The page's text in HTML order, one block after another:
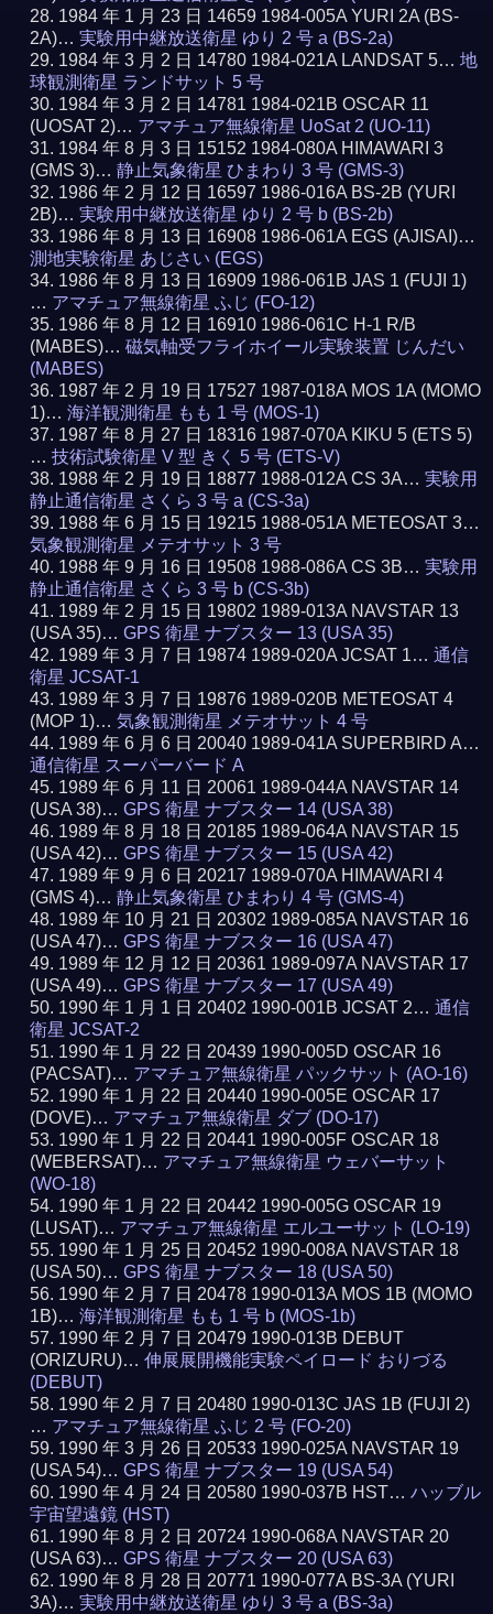
1984 年 1 月 23 日 14659 1984-005A YURI 2A (BS-
2A)…実験用中継放送衛星 ゆり 2 号 a (BS-2a)
1984 年 3 月 2 日 14780 1984-021A LANDSAT 5…地
球観測衛星 ランドサット 5 号
1984 年 3 月 2 日 14781 1984-021B OSCAR 11
(UOSAT 2)… アマチュア無線衛星 UoSat 2 (UO-11)
1984 年 8 月 3 日 15152 1984-080A HIMAWARI 3
(GMS 3)…静止気象衛星 ひまわり 3 号 (GMS-3)
1986 年 2 月 12 日 16597 1986-016A BS-2B (YURI
2B)…実験用中継放送衛星 ゆり 2 号 b (BS-2b)
1986 年 8 月 13 日 16908 1986-061A EGS (AJISAI)…
測地実験衛星 あじさい (EGS)
1986 年 8 月 13 日 16909 1986-061B JAS 1 (FUJI 1)
… アマチュア無線衛星 ふじ (FO-12)
1986 年 8 月 12 日 16910 1986-061C H-1 R/B
(MABES)…磁気軸受フライホイール実験装置 じんだい
(MABES)
1987 年 2 月 19 日 17527 1987-018A MOS 1A (MOMO
1)…海洋観測衛星 もも 1 号 (MOS-1)
1987 年 8 月 27 日 18316 1987-070A KIKU 5 (ETS 5)
…技術試験衛星 V 型 きく 5 号 (ETS-V)
1988 年 2 月 19 日 18877 1988-012A CS 3A…実験用
静止通信衛星 さくら 3 号 a (CS-3a)
1988 年 6 月 15 日 19215 1988-051A METEOSAT 3…
気象観測衛星 メテオサット 3 号
1988 年 9 月 16 日 19508 1988-086A CS 3B…実験用
静止通信衛星 さくら 3 号 b (CS-3b)
1989 年 2 月 15 日 19802 1989-013A NAVSTAR 13
(USA 35)…GPS 衛星 ナブスター 13 (USA 35)
1989 年 3 月 7 日 19874 1989-020A JCSAT 1…通信
衛星 JCSAT-1
1989 年 3 月 7 日 19876 1989-020B METEOSAT 4
(MOP 1)…気象観測衛星 メテオサット 4 号
1989 年 6 月 6 日 20040 1989-041A SUPERBIRD A…
通信衛星 スーパーバード A
1989 年 6 月 11 日 20061 1989-044A NAVSTAR 14
(USA 38)…GPS 衛星 ナブスター 14 (USA 38)
1989 年 8 月 18 日 20185 1989-064A NAVSTAR 15
(USA 42)…GPS 衛星 ナブスター 15 (USA 42)
1989 年 9 月 6 日 20217 1989-070A HIMAWARI 4
(GMS 4)…静止気象衛星 ひまわり 4 号 (GMS-4)
1989 年 10 月 21 日 20302 1989-085A NAVSTAR 16
(USA 47)…GPS 衛星 ナブスター 16 (USA 47)
1989 年 12 月 12 日 20361 1989-097A NAVSTAR 17
(USA 49)…GPS 衛星 ナブスター 17 (USA 49)
1990 年 1 月 1 日 20402 1990-001B JCSAT 2…通信
衛星 JCSAT-2
1990 年 1 月 22 日 20439 1990-005D OSCAR 16
(PACSAT)… アマチュア無線衛星 パックサット (AO-16)
1990 年 1 月 22 日 20440 1990-005E OSCAR 17
(DOVE)… アマチュア無線衛星 ダブ (DO-17)
1990 年 1 月 22 日 20441 1990-005F OSCAR 18
(WEBERSAT)… アマチュア無線衛星 ウェバーサット
(WO-18)
1990 年 1 月 22 日 20442 1990-005G OSCAR 19
(LUSAT)… アマチュア無線衛星 エルユーサット (LO-19)
1990 年 1 月 25 日 20452 1990-008A NAVSTAR 18
(USA 50)…GPS 衛星 ナブスター 18 (USA 50)
1990 年 2 月 7 日 20478 1990-013A MOS 1B (MOMO
1B)…海洋観測衛星 もも 1 号 b (MOS-1b)
1990 年 2 月 7 日 20479 1990-013B DEBUT
(ORIZURU)…伸展展開機能実験ペイロード おりづる
(DEBUT)
1990 年 2 月 7 日 20480 1990-013C JAS 1B (FUJI 2)
… アマチュア無線衛星 ふじ 2 号 (FO-20)
1990 年 3 月 26 日 20533 1990-025A NAVSTAR 19
(USA 54)…GPS 衛星 ナブスター 19 (USA 54)
1990 年 4 月 24 日 20580 1990-037B HST…ハッブル
宇宙望遠鏡 (HST)
1990 年 8 月 2 日 20724 1990-068A NAVSTAR 20
(USA 63)…GPS 衛星 ナブスター 20 (USA 63)
1990 年 8 月 28 日 20771 1990-077A BS-3A (YURI
3A)…実験用中継放送衛星 ゆり 3 号 a (BS-3a)